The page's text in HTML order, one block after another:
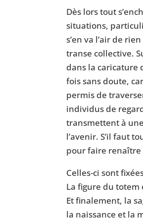
Dès lors tout
situations,
s’en va l’air de
transe collective.
dans la caricature
fois sans doute,
permis de
individus de
transmettent à
l’avenir. S’il faut
pour faire renaître
Celles-ci sont
La figure du totem
Et finalement, la
la naissance et la